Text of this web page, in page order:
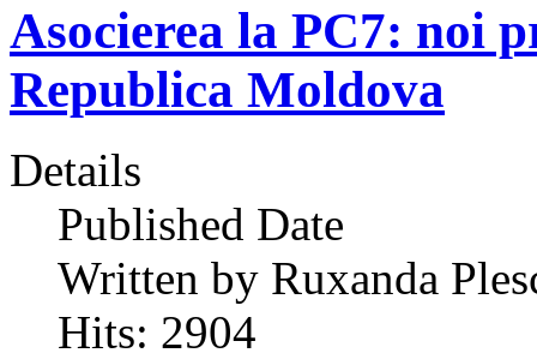
Asocierea la PC7: noi
Republica Moldova
Details
Published Date
Written by Ruxanda
Hits: 2904